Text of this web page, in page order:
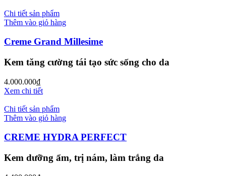
Chi tiết sản phẩm
Thêm vào giỏ hàng
Creme Grand Millesime
Kem tăng cường tái tạo sức sống cho da
4.000.000₫
Xem chi tiết
Chi tiết sản phẩm
Thêm vào giỏ hàng
CREME HYDRA PERFECT
Kem dưỡng ẩm, trị nám, làm trắng da